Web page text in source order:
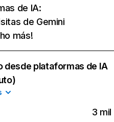
de IA:
de Gemini
más!
desde plataformas de IA
3 mil